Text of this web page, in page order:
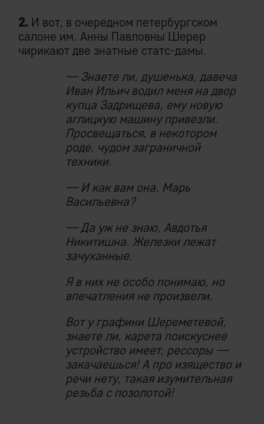
2. И вот, в очередном петербургском
салоне им. Анны Павловны Шерер
чирикают две знатные статс-дамы.
— Знаете ли, душенька, давеча
Иван Ильич водил меня на двор
купца Задрищева, ему новую
аглицкую машину привезли.
Просвещаться, в некотором
роде, чудом заграничной
техники.
— И как вам она, Марь
Васильевна?
— Да уж не знаю, Авдотья
Никитишна. Железки лежат
зачуханные.
Я в них не особо понимаю, но
впечатления не произвели.
Вот у графини Шереметевой,
знаете ли, карета поискуснее
устройство имеет, рессоры —
закачаешься! А про изящество и
речи нету, такая изумительная
резьба с позолотой!